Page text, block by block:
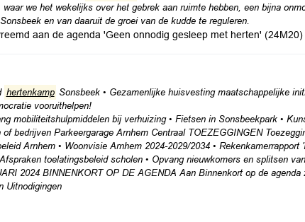
we het wekelijks over het gebrek aan ruimte hebben, een bijna
Sonsbeek en van daaruit de groei van de kudde te reguleren.
aan de agenda 'Geen onnodig gesleep met herten' (24M20)
hertenkamp Sonsbeek • Gezamenlijke huisvesting maatschappelijke
vooruithelpen!
mobiliteitshulpmiddelen bij verhuizing • Fietsen in Sonsbeekpark •
bedrijven Parkeergarage Arnhem Centraal TOEZEGGINGEN
Arnhem • Woonvisie Arnhem 2024-2029/2034 • Rekenkamerrapport
toelatingsbeleid scholen • Opvang nieuwkomers en splitsen
2024 BINNENKORT OP DE AGENDA Aan Binnenkort op de agenda
Uitnodigingen